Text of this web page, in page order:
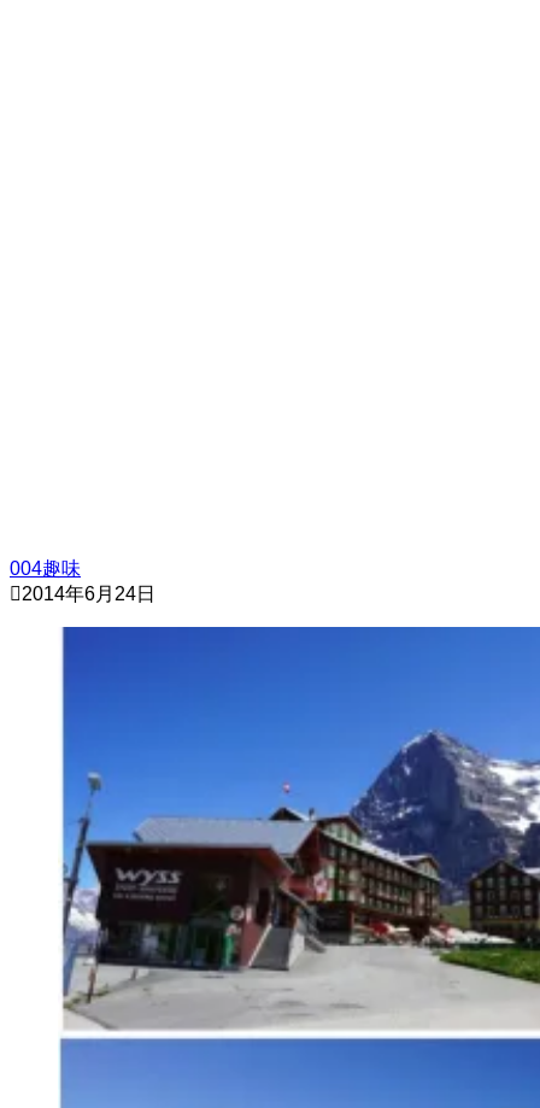
004趣味
2014年6月24日